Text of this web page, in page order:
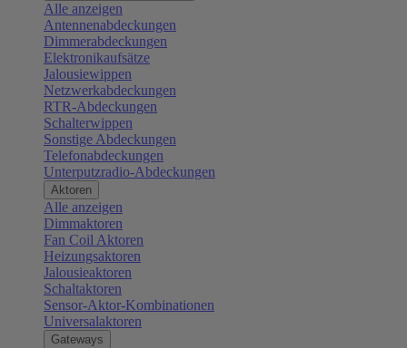
Alle anzeigen
Antennenabdeckungen
Dimmerabdeckungen
Elektronikaufsätze
Jalousiewippen
Netzwerkabdeckungen
RTR-Abdeckungen
Schalterwippen
Sonstige Abdeckungen
Telefonabdeckungen
Unterputzradio-Abdeckungen
Aktoren
Alle anzeigen
Dimmaktoren
Fan Coil Aktoren
Heizungsaktoren
Jalousieaktoren
Schaltaktoren
Sensor-Aktor-Kombinationen
Universalaktoren
Gateways